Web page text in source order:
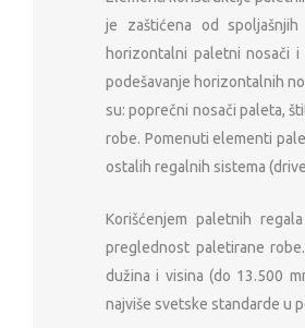
je zaštićena od
horizontalni paletni nosači
podešavanje horizontalnih
su: poprečni nosači paleta,
robe. Pomenuti elementi
ostalih regalnih sistema
Korišćenjem paletnih
preglednost paletirane
dužina i visina (do 13.500
najviše svetske standarde u